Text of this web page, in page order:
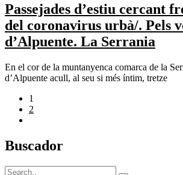
Passejades d’estiu cercant
del coronavirus urbà/. Pels
d’Alpuente. La Serrania
En el cor de la muntanyenca comarca de la
d’Alpuente acull, al seu si més íntim, tretze
1
2
Buscador